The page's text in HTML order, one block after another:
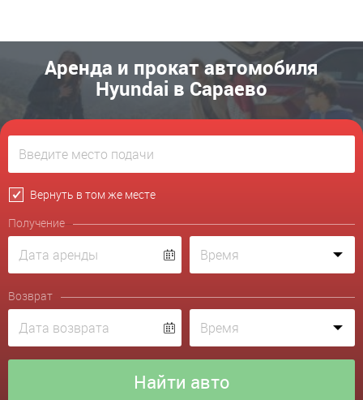
Аренда и прокат автомобиля
Hyundai в Сараево
Вернуть в том же месте
Получение
Возврат